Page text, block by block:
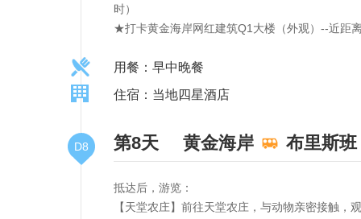
时）
★打卡黄金海岸网红建筑Q1大楼（外观）--近距
用餐：早中晚餐
住宿：当地四星酒店
D8 第8天 黄金海岸 布里斯班
抵达后，游览：
【天堂农庄】前往天堂农庄，与动物亲密接触